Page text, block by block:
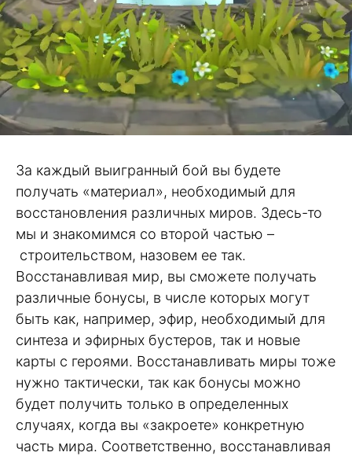
За каждый выигранный бой вы будете
получать «материал», необходимый для
восстановления различных миров. Здесь-то
мы и знакомимся со второй частью –
строительством, назовем ее так.
Восстанавливая мир, вы сможете получать
различные бонусы, в числе которых могут
быть как, например, эфир, необходимый для
синтеза и эфирных бустеров, так и новые
карты с героями. Восстанавливать миры тоже
нужно тактически, так как бонусы можно
будет получить только в определенных
случаях, когда вы «закроете» конкретную
часть мира. Соответственно, восстанавливая